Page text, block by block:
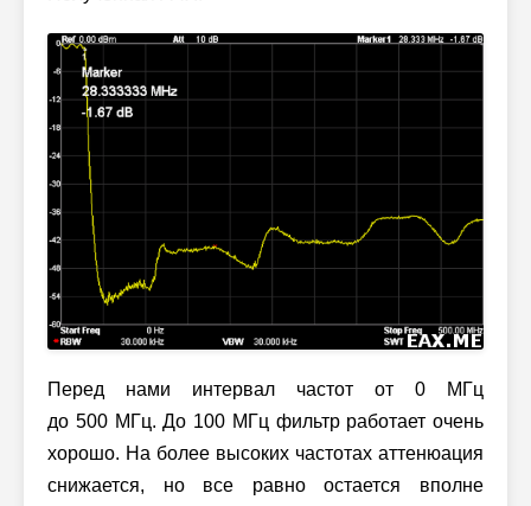
Перед нами интервал частот от 0 МГц
до 500 МГц. До 100 МГц фильтр работает очень
хорошо. На более высоких частотах аттенюация
снижается, но все равно остается вполне